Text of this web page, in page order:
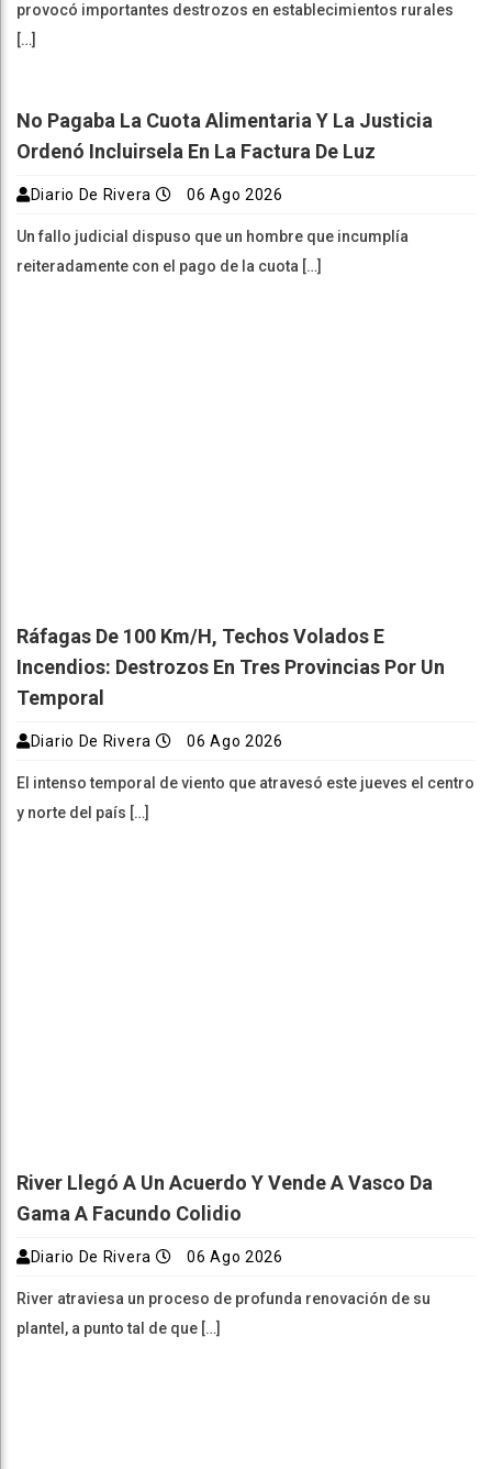
provocó importantes destrozos en establecimientos rurales
[…]
No Pagaba La Cuota Alimentaria Y La Justicia
Ordenó Incluirsela En La Factura De Luz
Diario De Rivera 06 Ago 2026
Un fallo judicial dispuso que un hombre que incumplía
reiteradamente con el pago de la cuota […]
Ráfagas De 100 Km/h, Techos Volados E
Incendios: Destrozos En Tres Provincias Por Un
Temporal
Diario De Rivera 06 Ago 2026
El intenso temporal de viento que atravesó este jueves el centro
y norte del país […]
River Llegó A Un Acuerdo Y Vende A Vasco Da
Gama A Facundo Colidio
Diario De Rivera 06 Ago 2026
River atraviesa un proceso de profunda renovación de su
plantel, a punto tal de que […]